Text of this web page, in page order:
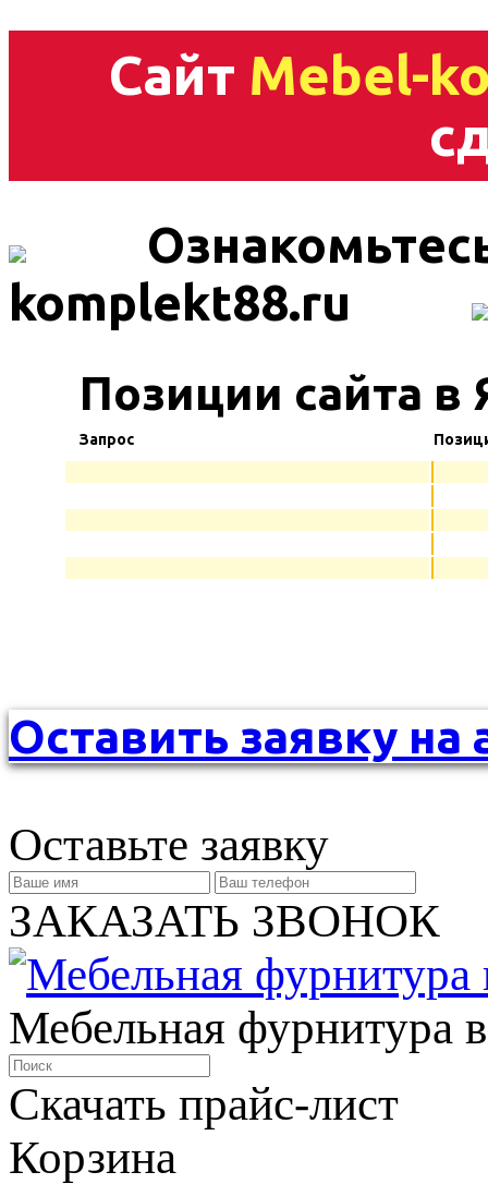
Сайт Mebel-
komplekt88.ru
Позиции сайта в
Запрос
Оставить заявку на
Оставьте заявку
ЗАКАЗАТЬ ЗВОНОК
Мебельная фурнитура
Скачать прайс-лист
Корзина